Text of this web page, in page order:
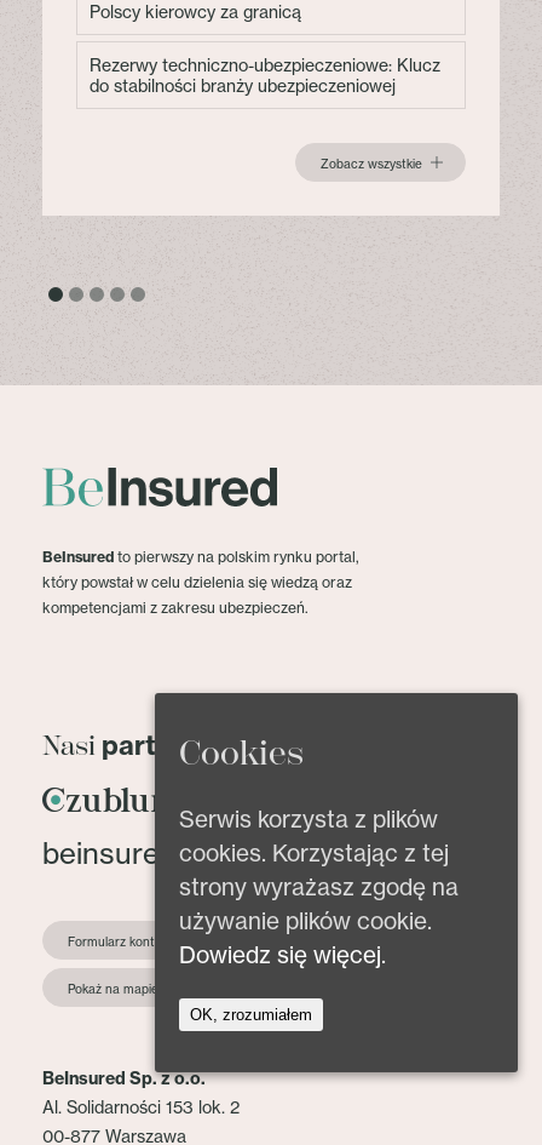
Polscy kierowcy za granicą
Rezerwy techniczno-ubezpieczeniowe: Klucz
do stabilności branży ubezpieczeniowej
Zobacz wszystkie
BeInsured to pierwszy na polskim rynku portal,
który powstał w celu dzielenia się wiedzą oraz
kompetencjami z zakresu ubezpieczeń.
Nasi partnerzy
beinsured@beinsured.pl
Formularz kontaktowy
Pokaż na mapie
BeInsured Sp. z o.o.
Al. Solidarności 153 lok. 2
00-877 Warszawa
Cookies
Serwis korzysta z plików
cookies. Korzystając z tej
strony wyrażasz zgodę na
używanie plików cookie.
Dowiedz się więcej.
OK, zrozumiałem